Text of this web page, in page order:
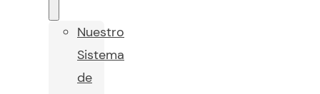
Nuestro
Sistema
de